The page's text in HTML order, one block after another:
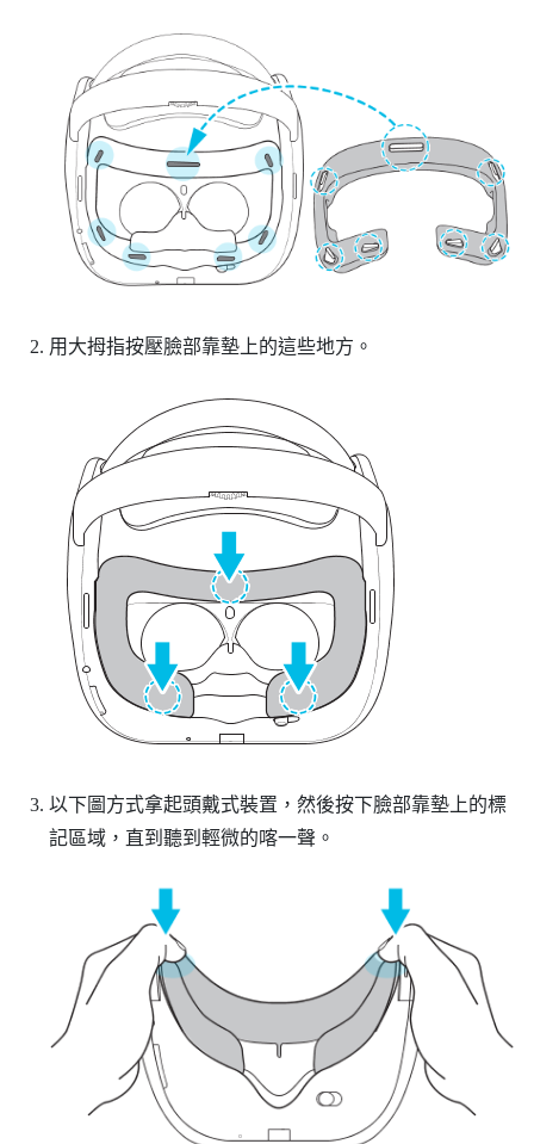
用大拇指按壓臉部靠墊上的這些地方。
以下圖方式拿起頭戴式裝置，然後按下臉部靠墊上的標
記區域，直到聽到輕微的喀一聲。